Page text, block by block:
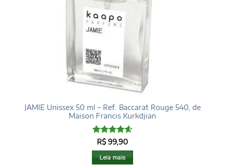
JAMIE Unissex 50 ml – Ref. Baccarat Rouge 540, de
Maison Francis Kurkdjian
Avaliação
4.6de 5
R$99,90
Leia mais